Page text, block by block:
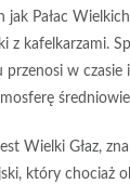
jak Pałac
z kafelkarzami.
przenosi w czasie
Wielki Głaz,
który chociaż